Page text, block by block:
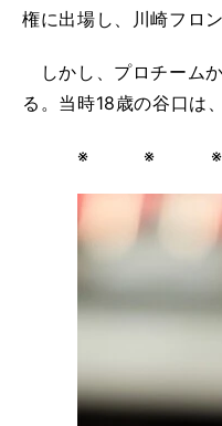
権に出場し、川崎フロ
しかし、プロチーム
る。当時18歳の谷口は
※ ※